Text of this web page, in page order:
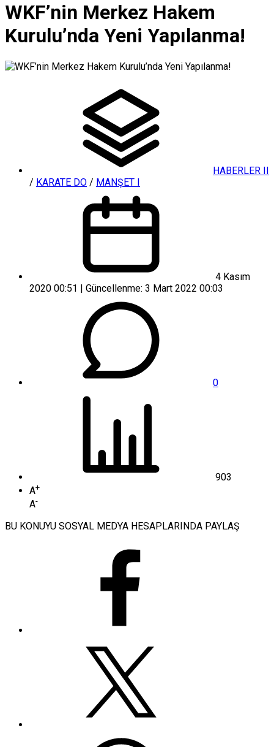
WKF’nin Merkez Hakem
Kurulu’nda Yeni Yapılanma!
HABERLER II
/ KARATE DO / MANŞET I
4 Kasım
2020 00:51 | Güncellenme: 3 Mart 2022 00:03
0
903
A+
A-
BU KONUYU SOSYAL MEDYA HESAPLARINDA PAYLAŞ